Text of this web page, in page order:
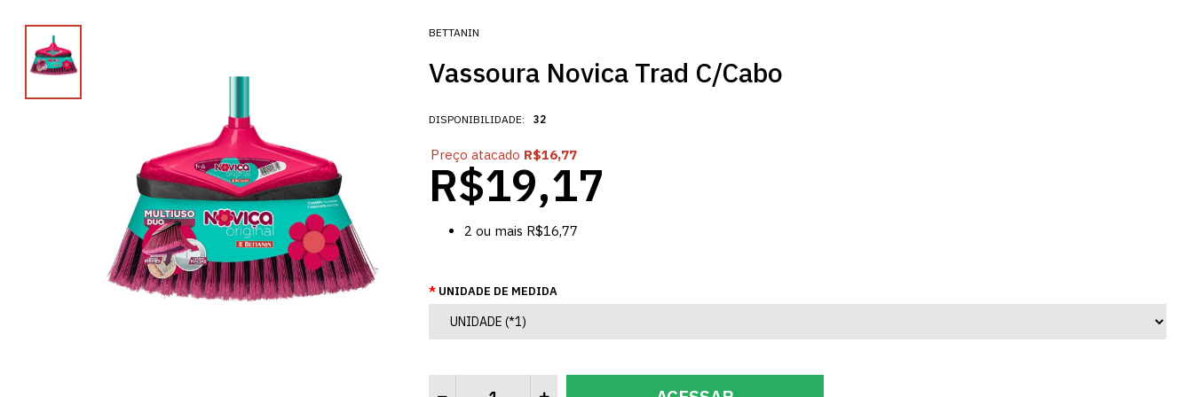
BETTANIN
Vassoura Novica Trad C/Cabo
DISPONIBILIDADE: 32
Preço atacado R$16,77
R$19,17
2 ou mais R$16,77
UNIDADE DE MEDIDA